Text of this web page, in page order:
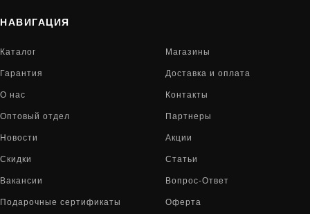
НАВИГАЦИЯ
Каталог Магазины
Гарантия Доставка и оплата
О нас Контакты
Оптовый отдел Партнеры
Новости Акции
Скидки Статьи
Вакансии Вопрос-Ответ
Подарочные сертификаты Оферта